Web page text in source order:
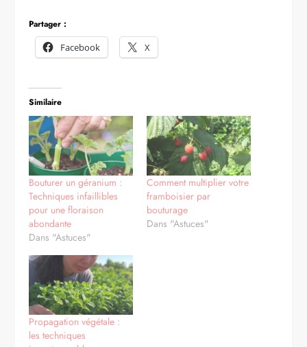
Partager :
Facebook
X
Similaire
Bouturer un géranium :
Techniques infaillibles
pour une floraison
abondante
Dans "Astuces"
Comment multiplier votre
framboisier par
bouturage
Dans "Astuces"
Propagation végétale :
les techniques